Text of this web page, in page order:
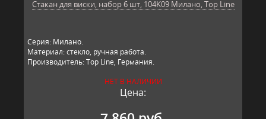
Стакан для виски, набор 6 шт, 104K09 Милано, Top Line
Серия: Милано.
Материал: стекло, ручная работа.
Производитель: Top Line, Германия.
НЕТ В НАЛИЧИИ
Цена: